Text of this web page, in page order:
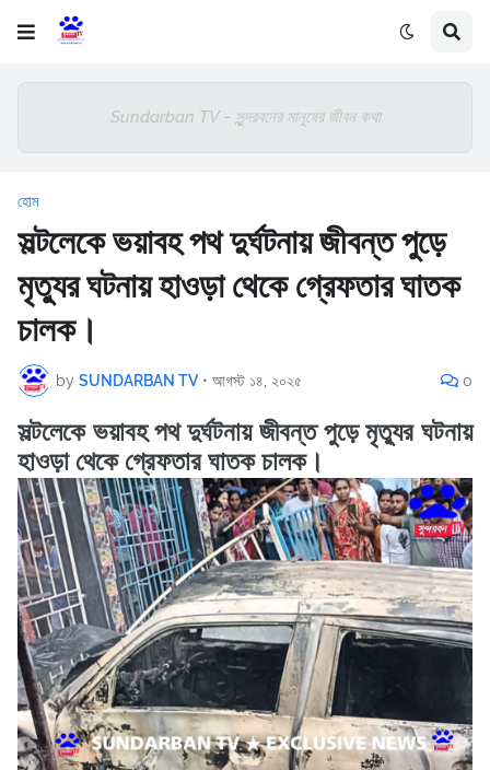
Sundarban TV - সুন্দরবনের মানুষের জীবন কথা
হোম
সল্টলেকে ভয়াবহ পথ দুর্ঘটনায় জীবন্ত পুড়ে
মৃত্যুর ঘটনায় হাওড়া থেকে গ্রেফতার ঘাতক
চালক।
by SUNDARBAN TV • আগস্ট ১৪, ২০২৫ 0
সল্টলেকে ভয়াবহ পথ দুর্ঘটনায় জীবন্ত পুড়ে মৃত্যুর ঘটনায়
হাওড়া থেকে গ্রেফতার ঘাতক চালক।